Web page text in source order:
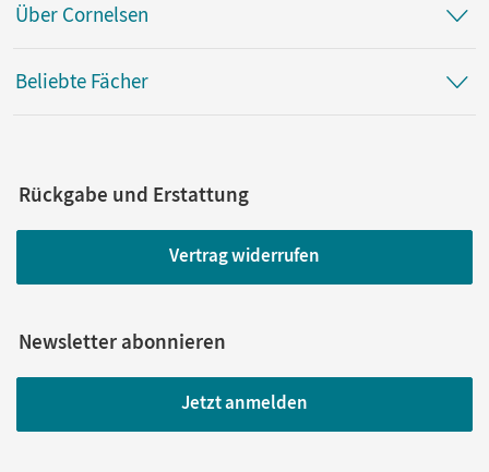
Über Cornelsen
Beliebte Fächer
Rückgabe und Erstattung
Vertrag widerrufen
Newsletter abonnieren
Jetzt anmelden